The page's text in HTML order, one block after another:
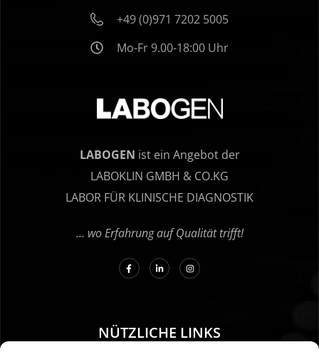
+49 (0)971 7202 5005
Mo-Fr 9.00-18:00 Uhr
LABOGEN ist ein Angebot der
LABOKLIN GMBH & CO.KG
LABOR FÜR KLINISCHE DIAGNOSTIK
… wo Erfahrung auf Qualität trifft!
NÜTZLICHE LINKS